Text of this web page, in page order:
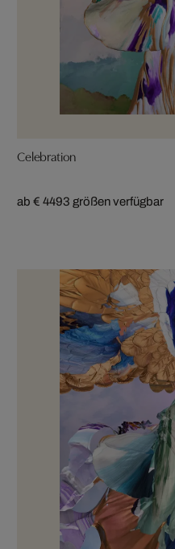
Celebration
ab € 4493 größen verfügbar